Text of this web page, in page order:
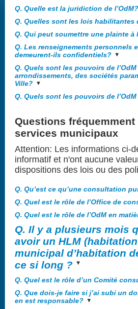
Q. Quelle est la juridiction de l’OdM?
Q. Quelles sont les lois habilitantes
Q. Qui peut soumettre une plainte à
Q. Les renseignements personnels
demeurent-ils confidentiels?
Q. Quels sont les pouvoirs de
arrondissements, des sociétés
Ville?
Q. Quels sont les pouvoirs de
Questions
services municipaux
Attention: Les informations ci-
informatif et n'ont aucune
dispositions des lois ou des
Q. Qu’est ce qu’une consultation
Q. Quel est le rôle de l’Office de
Q. Quel est le rôle de l’OdM en
Q. Il y a plusieurs mois
avoir un HLM
municipal d’habitation
ce si long ?
Q. Quel est le rôle d’un Comité
Q. Que dois-je faire si j’ai subi un
en est responsable?